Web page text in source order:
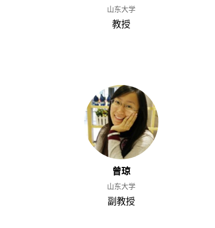
山东大学
教授
曾琼
山东大学
副教授